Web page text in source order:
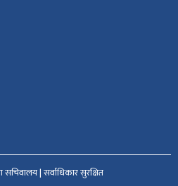
| सर्वाधिकार सुरक्षित